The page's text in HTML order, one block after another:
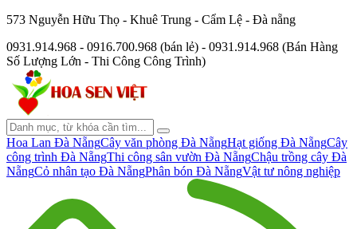
573 Nguyễn Hữu Thọ - Khuê Trung - Cẩm Lệ - Đà nẵng
0931.914.968 - 0916.700.968 (bán lẻ) - 0931.914.968 (Bán Hàng
Số Lượng Lớn - Thi Công Công Trình)
Hoa Lan Đà NẵngCây văn phòng Đà NẵngHạt giống Đà NẵngCây
công trình Đà NẵngThi công sân vườn Đà NẵngChậu trồng cây Đà
NẵngCỏ nhân tạo Đà NẵngPhân bón Đà NẵngVật tư nông nghiệp